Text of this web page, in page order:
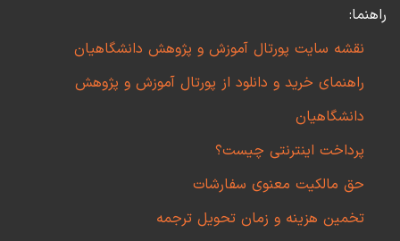
راهنما:
نقشه سایت پورتال آموزش و پژوهش دانشگاهیان
راهنمای خرید و دانلود از پورتال آموزش و پژوهش
دانشگاهیان
پرداخت اینترنتی چیست؟
حق مالکیت معنوی سفارشات
تخمین هزینه و زمان تحویل ترجمه